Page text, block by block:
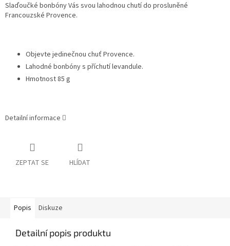
Slaďoučké bonbóny Vás svou lahodnou chutí do prosluněné
Francouzské Provence.
Objevte jedinečnou chuť Provence.
Lahodné bonbóny s příchutí levandule.
Hmotnost 85 g
Detailní informace
ZEPTAT SE HLÍDAT
Popis Diskuze
Detailní popis produktu